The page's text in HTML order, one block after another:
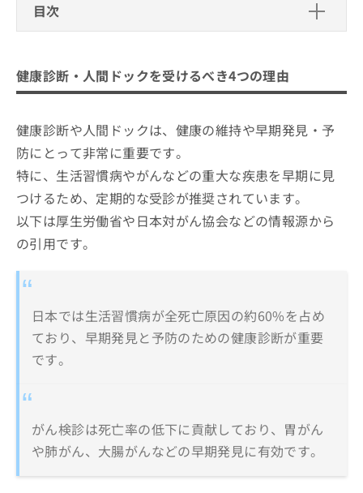
目次
そもそも健康診断・人間ドックで何が分かる？検
池袋周辺で評判の健康診断・人間ドッ
北池袋 よしだ内科クリニック
池袋桜十字クリニック
サン虎の門クリニック
池袋大久保医院
タワーグランディア内科クリニック
まさき内科クリニック
IMS Me-Life クリニック 池袋
康診断・人間ドックの検査項目の意味を理解し
よう！
健康診断・人間ドックを受けるべき4つの理由
健康診断や人間ドックは、健康の維持や早期発見・予
防にとって非常に重要です。
特に、生活習慣病やがんなどの重大な疾患を早期に見
つけるため、定期的な受診が推奨されています。
以下は厚生労働省や日本対がん協会などの情報源から
の引用です。
日本では生活習慣病が全死亡原因の約60%を占め
ており、早期発見と予防のための健康診断が重要
です。
がん検診は死亡率の低下に貢献しており、胃がん
や肺がん、大腸がんなどの早期発見に有効です。
そ
の
お
い
わ
せ
は
こ
ち
ら